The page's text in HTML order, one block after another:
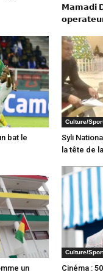
𝗠𝗮𝗺𝗮𝗱𝗶
bat le
Culture/
Syli
la tête de
un
Culture/
Cinéma :